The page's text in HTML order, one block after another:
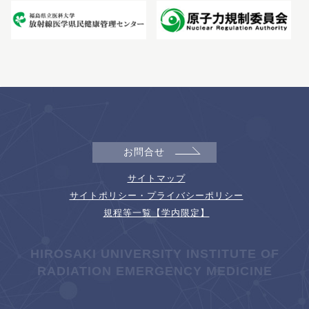
お問合せ
サイトマップ
サイトポリシー・プライバシーポリシー
規程等一覧【学内限定】
HIROSAKI UNIVERSITY INSTITUTE OF
RADIATION EMERGENCY MEDICINE